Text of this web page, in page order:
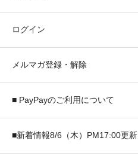
ログイン
メルマガ登録・解除
■ PayPayのご利用について
■新着情報8/6（木）PM17:00更新